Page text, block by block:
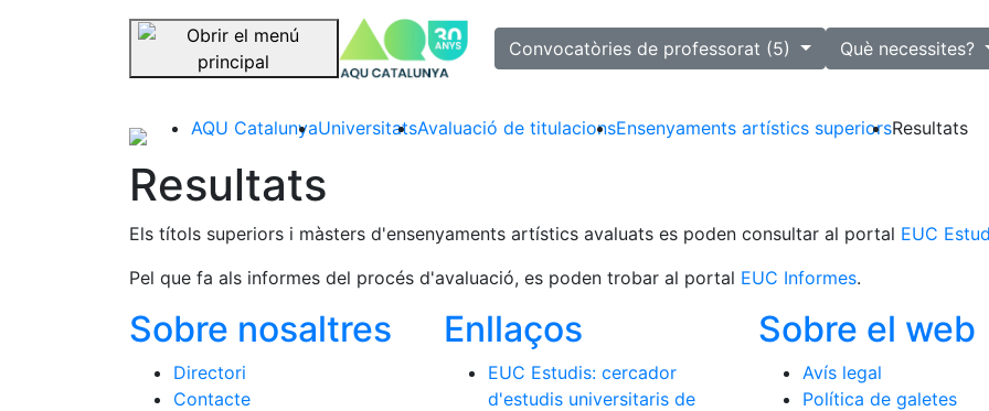
Saltar la navegació
selected
Convocatòries de professorat (5)
Què necessites?
AQU CatalunyaUniversitatsAvaluació de titulacionsEnsenyaments artístics superiorsResultats
Resultats
Els títols superiors i màsters d'ensenyaments artístics avaluats es poden consultar al portal EUC
Pel que fa als informes del procés d'avaluació, es poden trobar al portal EUC Informes.
Sobre nosaltres
Directori
Contacte
Enllaços
EUC Estudis: cercador
d'estudis universitaris de
Sobre el web
Avís legal
Política de galetes